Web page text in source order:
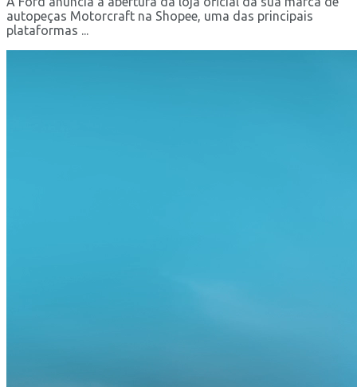
autopeças Motorcraft na Shopee, uma das principais
plataformas ...